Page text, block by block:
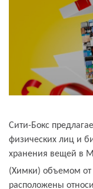
Сити-Бокс
физических лиц и
хранения вещей в
(Химки) объемом
расположены